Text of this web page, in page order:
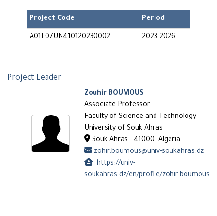
Project Code Period
A01L07UN410120230002 2023-2026
Project Leader
Zouhir BOUMOUS
Associate Professor
Faculty of Science and Technology
University of Souk Ahras
Souk Ahras - 41000. Algeria
zohir.boumous@univ-soukahras.dz
https://univ-
soukahras.dz/en/profile/zohir.boumous